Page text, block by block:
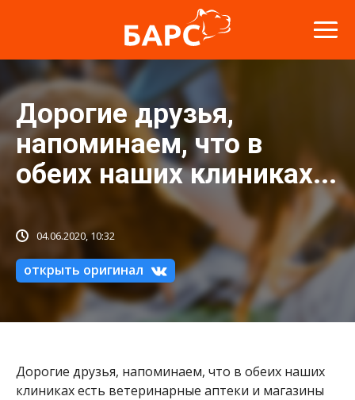
Дорогие друзья,
напоминаем, что в
обеих наших клиниках...
04.06.2020, 10:32
открыть оригинал
Дорогие друзья, напоминаем, что в обеих наших
клиниках есть ветеринарные аптеки и магазины